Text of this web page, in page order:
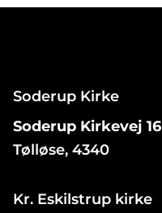
Soderup Kirke
Soderup Kirkevej 16
Tølløse, 4340
Kr. Eskilstrup kirke